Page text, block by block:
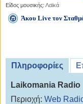
Είδος μουσικής: Λαϊκά
Άκου Live τον
Πληροφορίες
Laikomania Radio
Περιοχή: Web